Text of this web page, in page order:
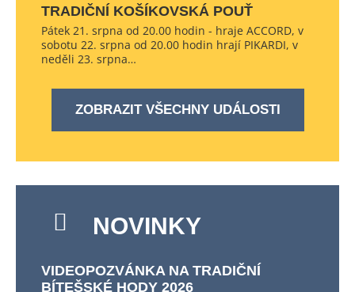
TRADIČNÍ KOŠÍKOVSKÁ POUŤ
Pátek 21. srpna od 20.00 hodin - hraje ACCORD, v
sobotu 22. srpna od 20.00 hodin hrají PIKARDI, v
neděli 23. srpna…
ZOBRAZIT VŠECHNY UDÁLOSTI
NOVINKY
VIDEOPOZVÁNKA NA TRADIČNÍ
BÍTEŠSKÉ HODY 2026